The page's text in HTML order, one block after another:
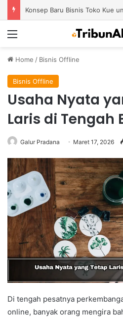
Home / Bisnis Offline
Bisnis Offline
Usaha Nyata
Laris di Tengah
Galur Pradana Maret 17, 2026
Di tengah pesatnya
online, banyak orang mengira